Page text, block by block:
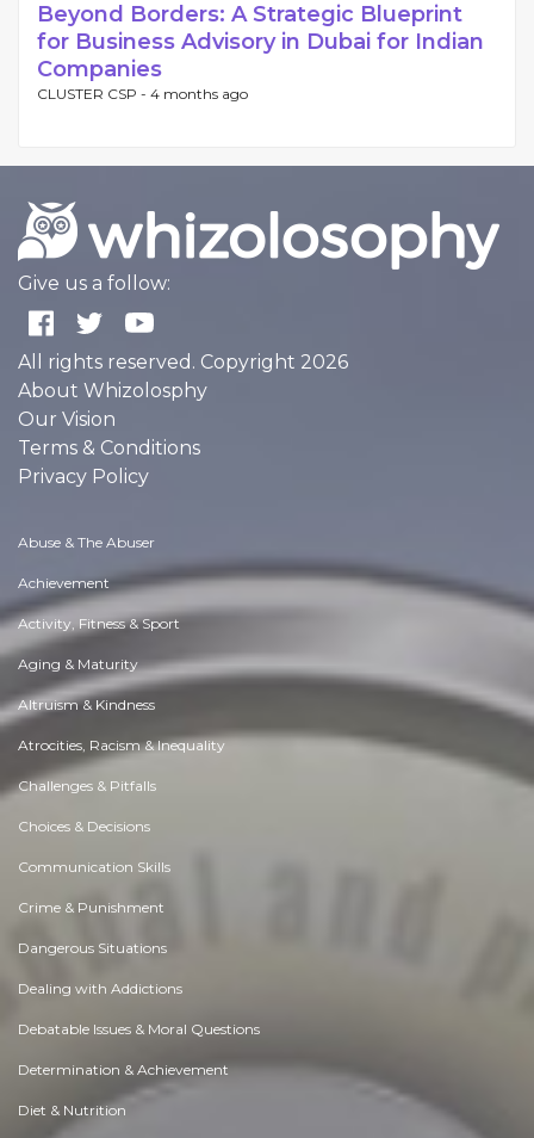
Beyond Borders: A Strategic Blueprint
for Business Advisory in Dubai for Indian
Companies
CLUSTER CSP - 4 months ago
Give us a follow:
All rights reserved. Copyright 2026
About Whizolosphy
Our Vision
Terms & Conditions
Privacy Policy
Abuse & The Abuser
Achievement
Activity, Fitness & Sport
Aging & Maturity
Altruism & Kindness
Atrocities, Racism & Inequality
Challenges & Pitfalls
Choices & Decisions
Communication Skills
Crime & Punishment
Dangerous Situations
Dealing with Addictions
Debatable Issues & Moral Questions
Determination & Achievement
Diet & Nutrition